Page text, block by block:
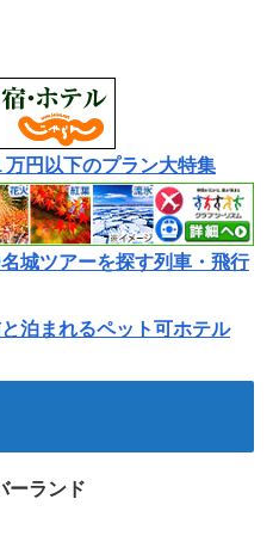
円以下のプラン大特集
城ツアーを探す列車・飛行
泊まれるペット可ホテル
ーランド